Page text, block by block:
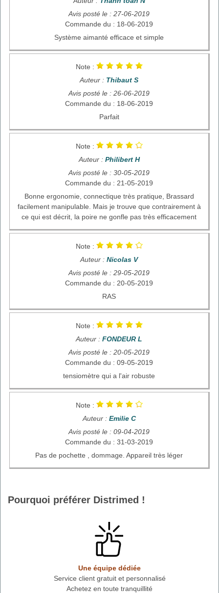
Avis posté le : 27-06-2019
Commande du : 18-06-2019
Système aimanté efficace et simple
Note :
Auteur : Thibaut S
Avis posté le : 26-06-2019
Commande du : 18-06-2019
Parfait
Note :
Auteur : Philibert H
Avis posté le : 30-05-2019
Commande du : 21-05-2019
Bonne ergonomie, connectique très pratique, Brassard
facilement manipulable. Mais je trouve que contrairement à
ce qui est décrit, la poire ne gonfle pas très efficacement
Note :
Auteur : Nicolas V
Avis posté le : 29-05-2019
Commande du : 20-05-2019
RAS
Note :
Auteur : FONDEUR L
Avis posté le : 20-05-2019
Commande du : 09-05-2019
tensiomètre qui a l'air robuste
Note :
Auteur : Emilie C
Avis posté le : 09-04-2019
Commande du : 31-03-2019
Pas de pochette , dommage. Appareil très léger
Pourquoi préférer Distrimed !
Une équipe dédiée
Service client gratuit et personnalisé
Achetez en toute tranquillité